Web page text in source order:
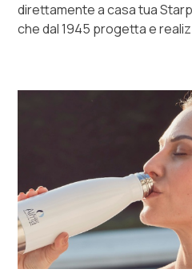
direttamente a casa tua
che dal 1945 progetta e